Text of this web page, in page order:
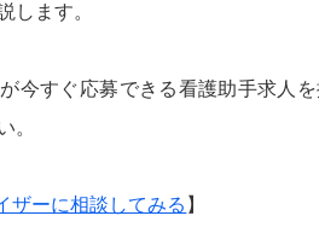
します。
今すぐ応募できる看護助手求人
。
ザーに相談してみる 】